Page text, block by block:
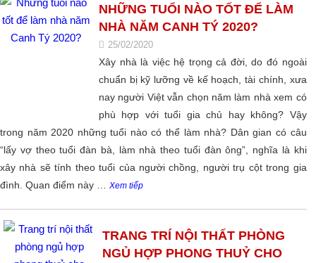
NHỮNG TUỔI NÀO TỐT ĐỂ LÀM
NHÀ NĂM CANH TÝ 2020?
25/02/2020
Xây nhà là việc hệ trọng cả đời, do đó ngoài
chuẩn bị kỹ lưỡng về kế hoạch, tài chính, xưa
nay người Việt vẫn chọn năm làm nhà xem có
phù hợp với tuổi gia chủ hay không? Vậy
trong năm 2020 những tuổi nào có thể làm nhà? Dân gian có câu
“lấy vợ theo tuổi đàn bà, làm nhà theo tuổi đàn ông”, nghĩa là khi
xây nhà sẽ tính theo tuổi của người chồng, người trụ cột trong gia
đình. Quan điểm này … Xem tiếp
TRANG TRÍ NỘI THẤT PHÒNG
NGỦ HỢP PHONG THUỶ CHO